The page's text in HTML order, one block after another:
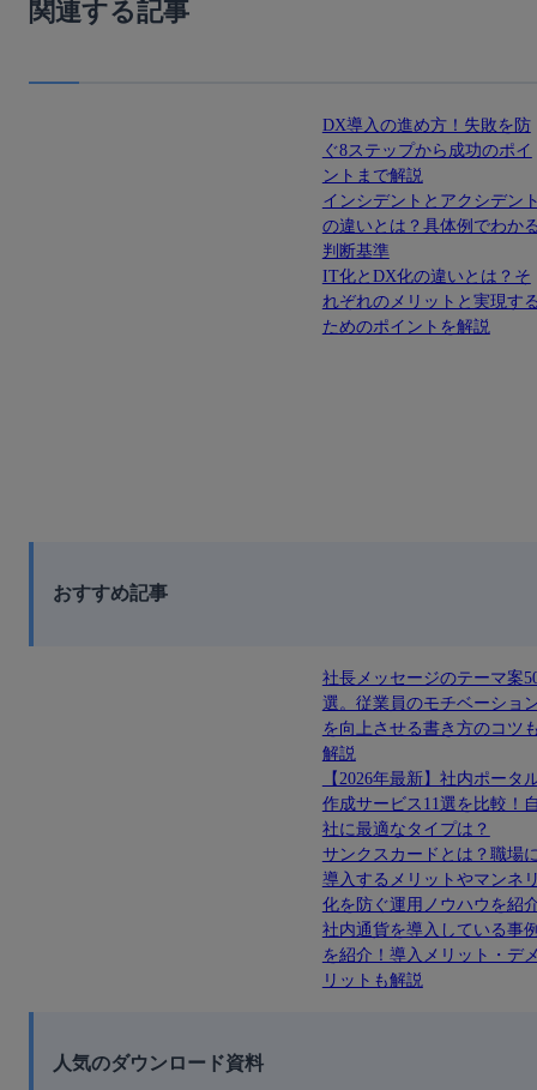
関連する記事
DX導入の進め方！失敗を防
ぐ8ステップから成功のポイ
ントまで解説
インシデントとアクシデン
の違いとは？具体例でわか
判断基準
IT化とDX化の違いとは？そ
れぞれのメリットと実現す
ためのポイントを解説
おすすめ記事
社長メッセージのテーマ案
選。従業員のモチベーショ
を向上させる書き方のコツ
解説
【2026年最新】社内ポータ
作成サービス11選を比較！
社に最適なタイプは？
サンクスカードとは？職場
導入するメリットやマンネ
化を防ぐ運用ノウハウを紹
社内通貨を導入している事
を紹介！導入メリット・デ
リットも解説
人気のダウンロード資料